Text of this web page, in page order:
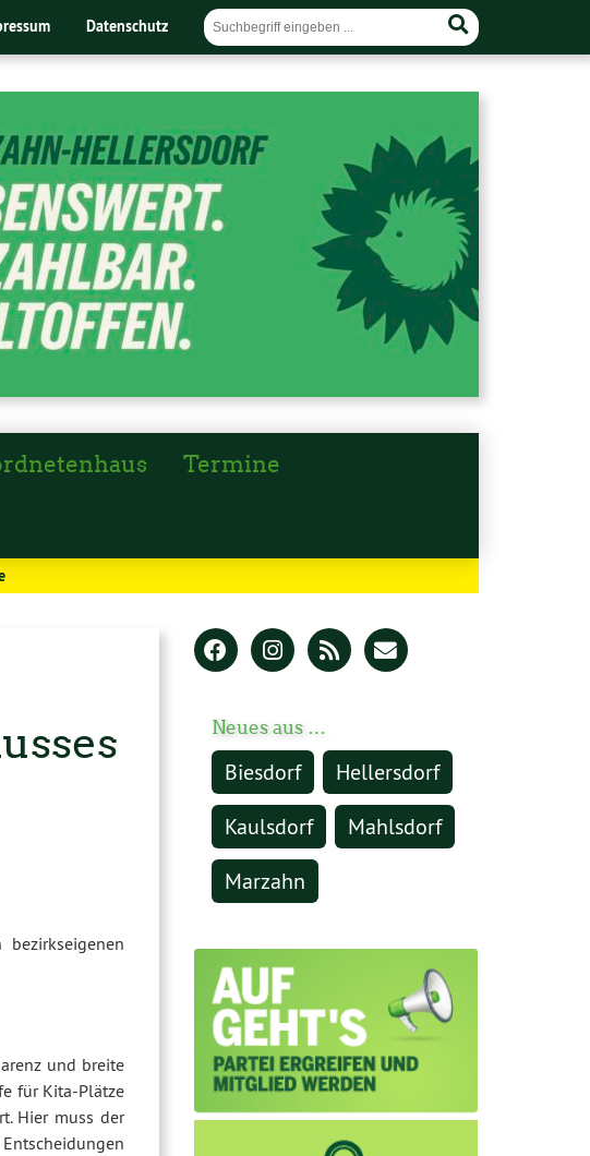
Datenschutz
Termine
und breite
für Kita-Plätze
Hier muss der
Neues aus …
Biesdorf
Hellersdorf
Kaulsdorf
Mahlsdorf
Marzahn